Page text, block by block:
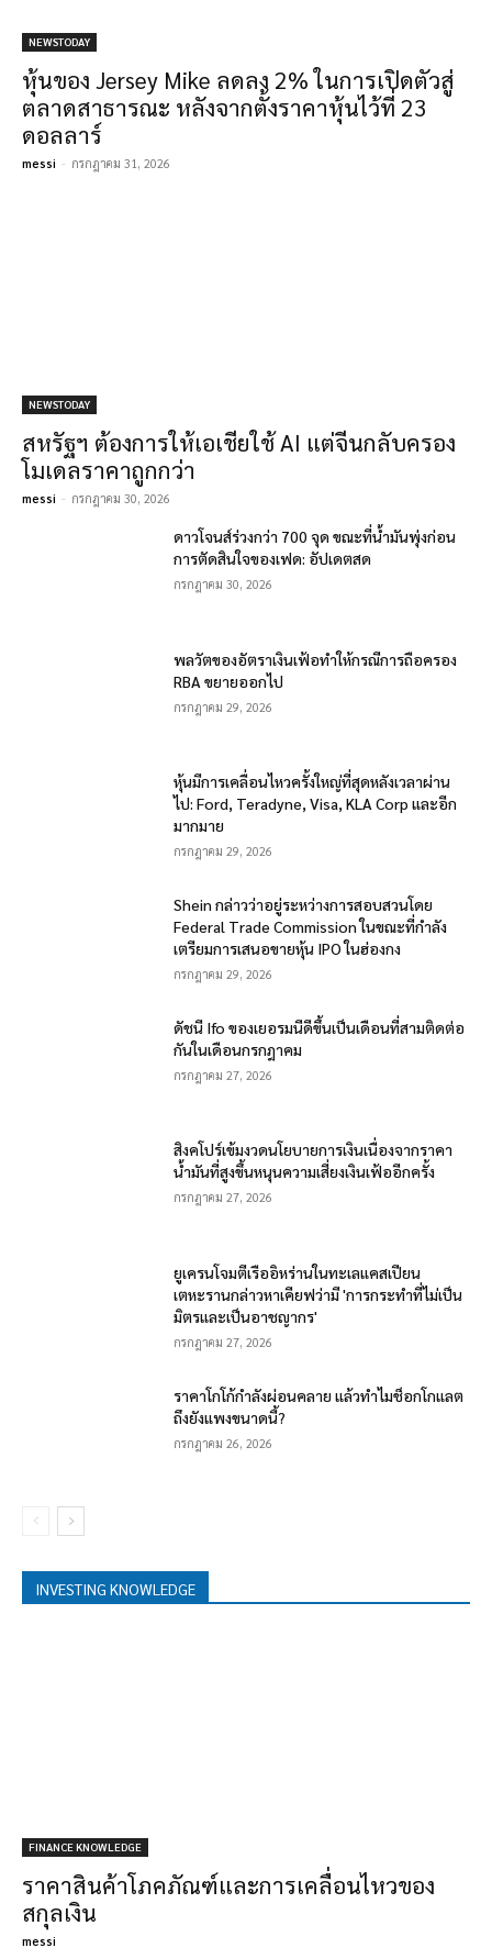
NEWSTODAY
หุ้นของ Jersey Mike ลดลง 2% ในการเปิดตัวสู่
ตลาดสาธารณะ หลังจากตั้งราคาหุ้นไว้ที่ 23
ดอลลาร์
messi - กรกฎาคม 31, 2026
NEWSTODAY
สหรัฐฯ ต้องการให้เอเชียใช้ AI แต่จีนกลับครอง
โมเดลราคาถูกกว่า
messi - กรกฎาคม 30, 2026
ดาวโจนส์ร่วงกว่า 700 จุด ขณะที่น้ำมันพุ่งก่อน
การตัดสินใจของเฟด: อัปเดตสด
กรกฎาคม 30, 2026
พลวัตของอัตราเงินเฟ้อทำให้กรณีการถือครอง
RBA ขยายออกไป
กรกฎาคม 29, 2026
หุ้นมีการเคลื่อนไหวครั้งใหญ่ที่สุดหลังเวลาผ่าน
ไป: Ford, Teradyne, Visa, KLA Corp และอีก
มากมาย
กรกฎาคม 29, 2026
Shein กล่าวว่าอยู่ระหว่างการสอบสวนโดย
Federal Trade Commission ในขณะที่กำลัง
เตรียมการเสนอขายหุ้น IPO ในฮ่องกง
กรกฎาคม 29, 2026
ดัชนี Ifo ของเยอรมนีดีขึ้นเป็นเดือนที่สามติดต่อ
กันในเดือนกรกฎาคม
กรกฎาคม 27, 2026
สิงคโปร์เข้มงวดนโยบายการเงินเนื่องจากราคา
น้ำมันที่สูงขึ้นหนุนความเสี่ยงเงินเฟ้ออีกครั้ง
กรกฎาคม 27, 2026
ยูเครนโจมตีเรืออิหร่านในทะเลแคสเปียน
เตหะรานกล่าวหาเคียฟว่ามี 'การกระทำที่ไม่เป็น
มิตรและเป็นอาชญากร'
กรกฎาคม 27, 2026
ราคาโกโก้กำลังผ่อนคลาย แล้วทำไมช็อกโกแลต
ถึงยังแพงขนาดนี้?
กรกฎาคม 26, 2026
INVESTING KNOWLEDGE
FINANCE KNOWLEDGE
ราคาสินค้าโภคภัณฑ์และการเคลื่อนไหวของ
สกุลเงิน
messi